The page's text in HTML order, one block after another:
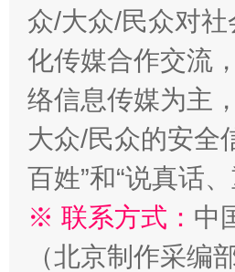
习近平的博鳌关键词
众/大众/民众对
化传媒合作交流
络信息传媒为主
大众/民众的安全
百姓”和“说真话
※ 联系方式： 中
（北京制作采编部